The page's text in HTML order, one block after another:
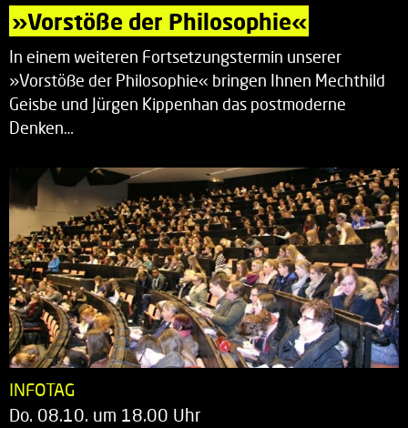
»Vorstöße der Philosophie«
In einem weiteren Fortsetzungstermin unserer
»Vorstöße der Philosophie« bringen Ihnen Mechthild
Geisbe und Jürgen Kippenhan das postmoderne
Denken…
INFOTAG
Do. 08.10. um 18.00 Uhr